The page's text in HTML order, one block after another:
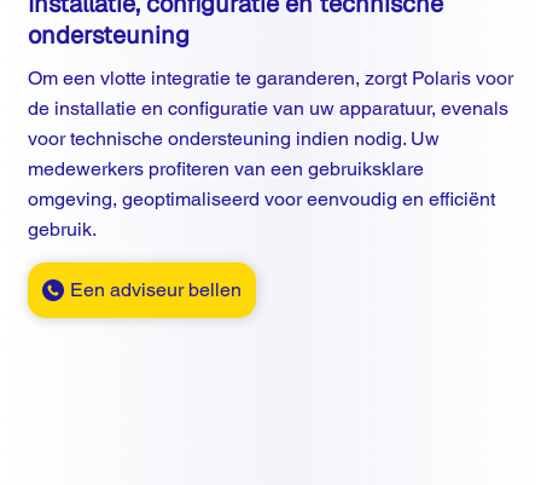
ondersteuning
Om een vlotte integratie te garanderen, zorgt Polaris voor
de installatie en configuratie van uw apparatuur, evenals
voor technische ondersteuning indien nodig. Uw
medewerkers profiteren van een gebruiksklare
omgeving, geoptimaliseerd voor eenvoudig en efficiënt
gebruik.
Een adviseur bellen